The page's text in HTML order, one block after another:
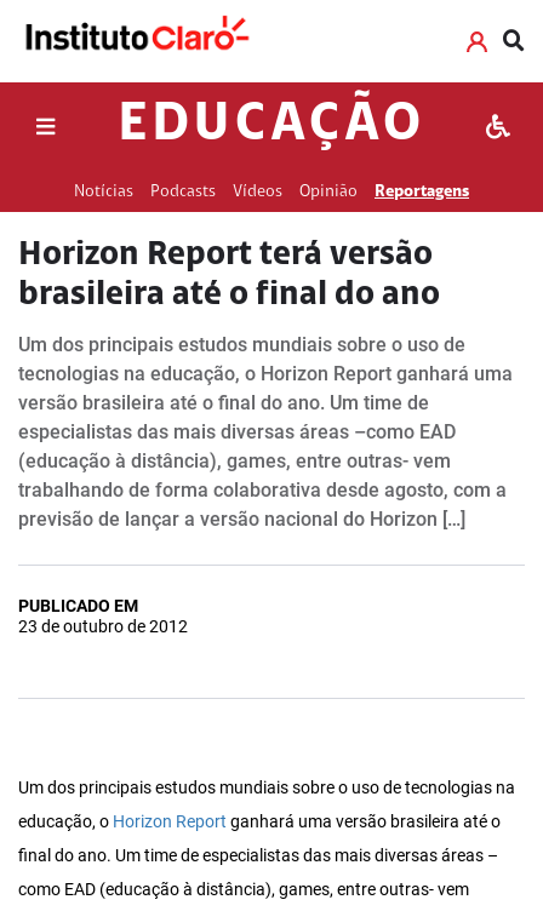
EDUCAÇÃO
Notícias Podcasts Vídeos Opinião Reportagens
Horizon Report terá versão
brasileira até o final do ano
Um dos principais estudos mundiais sobre o uso de
tecnologias na educação, o Horizon Report ganhará uma
versão brasileira até o final do ano. Um time de
especialistas das mais diversas áreas –como EAD
(educação à distância), games, entre outras- vem
trabalhando de forma colaborativa desde agosto, com a
previsão de lançar a versão nacional do Horizon […]
PUBLICADO EM
23 de outubro de 2012
Um dos principais estudos mundiais sobre o uso de tecnologias na
educação, o Horizon Report ganhará uma versão brasileira até o
final do ano. Um time de especialistas das mais diversas áreas –
como EAD (educação à distância), games, entre outras- vem